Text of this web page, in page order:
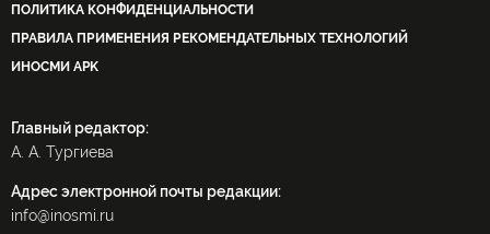
ПОЛИТИКА КОНФИДЕНЦИАЛЬНОСТИ
ПРАВИЛА ПРИМЕНЕНИЯ РЕКОМЕНДАТЕЛЬНЫХ ТЕХНОЛОГИЙ
ИНОСМИ APK
Главный редактор:
А. А. Тургиева
Адрес электронной почты редакции:
info@inosmi.ru